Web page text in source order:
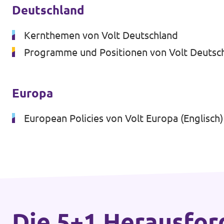
Transparenz
Impressum
Deutschland
Kernthemen von Volt Deutschland
Programme und Positionen von Volt
Europa
European Policies von Volt Europa (Englisch)